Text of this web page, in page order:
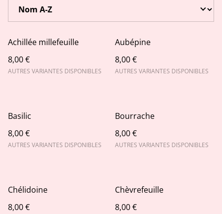
Achillée millefeuille
8,00 €
AUTRES VARIANTES DISPONIBLES
Aubépine
8,00 €
AUTRES VARIANTES DISPONIBLES
Basilic
8,00 €
AUTRES VARIANTES DISPONIBLES
Bourrache
8,00 €
AUTRES VARIANTES DISPONIBLES
Chélidoine
8,00 €
Chèvrefeuille
8,00 €